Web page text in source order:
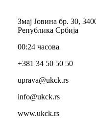
Змај Јовина бр. 30,
Република Србија
00:24 часова
+381 34 50 50 50
uprava@ukck.rs
info@ukck.rs
www.ukck.rs